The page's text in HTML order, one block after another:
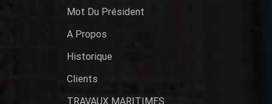
Mot Du Président
A Propos
Historique
Clients
TRAVAUX MARITIMES